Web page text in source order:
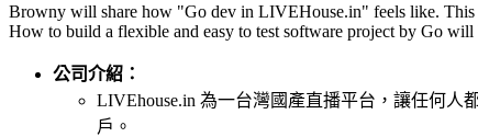
Browny will share how "Go dev in LIVEHouse.in" feels like. This
How to build a flexible and easy to test software project by Go will
公司介紹：
LIVEhouse.in 為一台灣國產直播平台，讓任何人
戶。